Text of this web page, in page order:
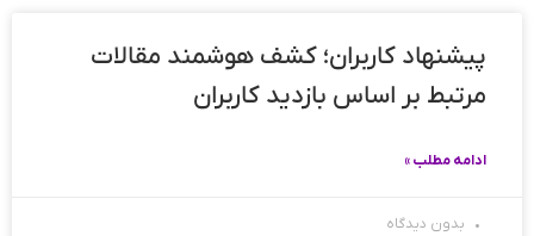
پیشنهاد کاربران؛ کشف هوشمند مقالات
مرتبط بر اساس بازدید کاربران
ادامه مطلب »
بدون دیدگاه